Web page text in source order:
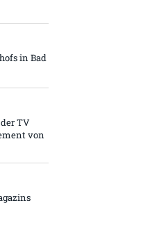
in Bad
TV
von